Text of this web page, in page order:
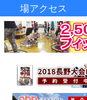
場アクセス